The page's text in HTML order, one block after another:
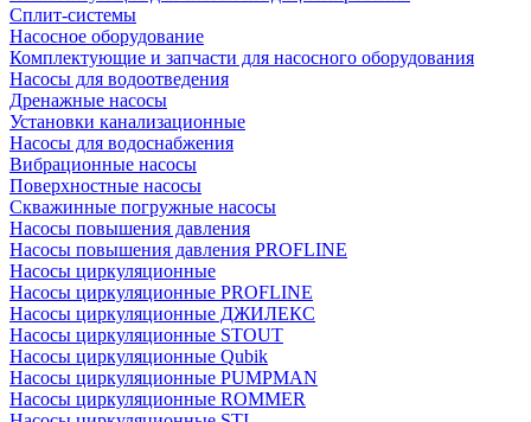
Сплит-системы
Насосное оборудование
Комплектующие и запчасти для насосного оборудования
Насосы для водоотведения
Дренажные насосы
Установки канализационные
Насосы для водоснабжения
Вибрационные насосы
Поверхностные насосы
Скважинные погружные насосы
Насосы повышения давления
Насосы повышения давления PROFLINE
Насосы циркуляционные
Насосы циркуляционные PROFLINE
Насосы циркуляционные ДЖИЛЕКС
Насосы циркуляционные STOUT
Насосы циркуляционные Qubik
Насосы циркуляционные PUMPMAN
Насосы циркуляционные ROMMER